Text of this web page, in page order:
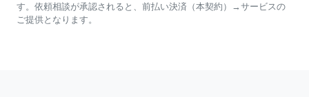
す。依頼相談が承認されると、前払い決済（本契約）→サービスの
ご提供となります。